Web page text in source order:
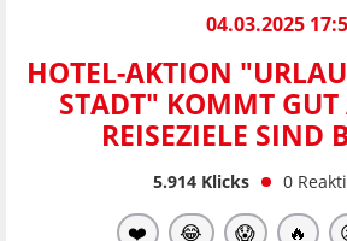
04.03.2025
HOTEL-AKTION
STADT" KOMMT GUT
REISEZIELE SIND
5.914Klicks 0
❤️ 😂 😱 🔥